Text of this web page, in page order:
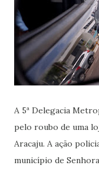
A 5ª Delegacia
pelo roubo de uma
Aracaju. A ação
município de